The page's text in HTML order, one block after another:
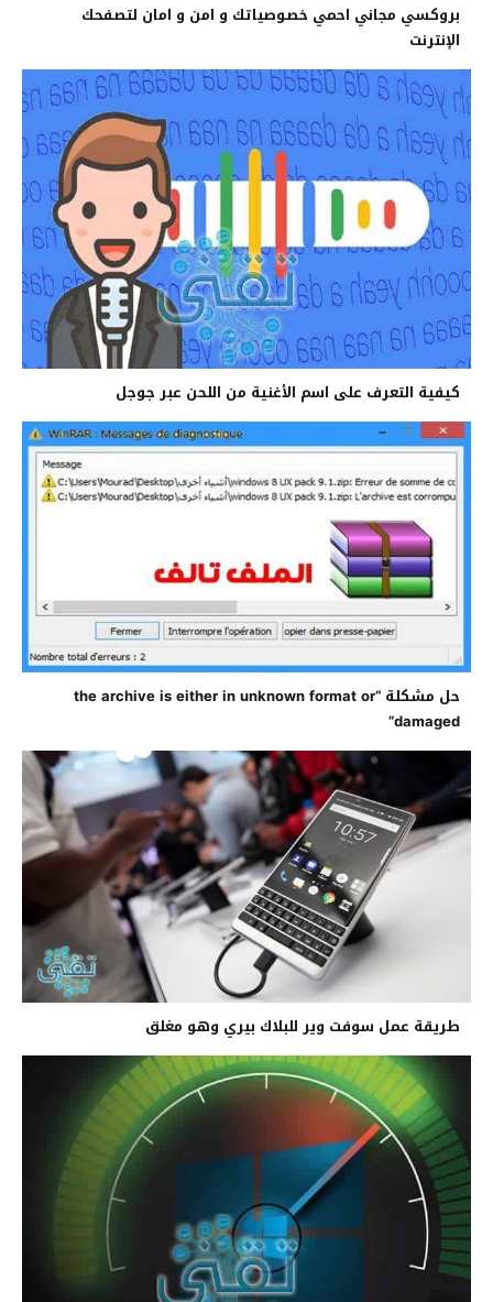
بروكسي مجاني احمي خصوصياتك و امن و امان لتصفحك
الإنترنت
كيفية التعرف على اسم الأغنية من اللحن عبر جوجل
حل مشكلة “the archive is either in unknown format or
damaged”
طريقة عمل سوفت وير للبلاك بيري وهو مغلق